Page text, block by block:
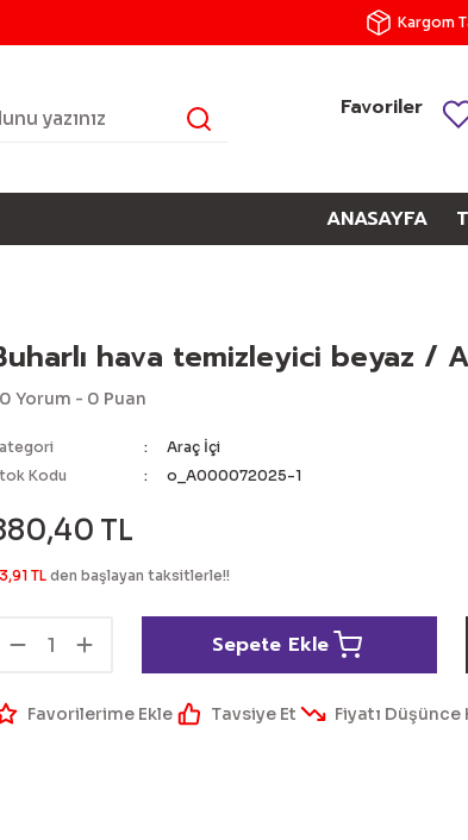
Kargom
Favoriler
ANASAYFA
hava temizleyici beyaz /
0 Yorum - 0 Puan
Araç İçi
Kodu
o_A000072025-1
TL
TLden başlayan taksitlerle!!
Sepete Ekle
Tavsiye Et Fiyatı Düşünce